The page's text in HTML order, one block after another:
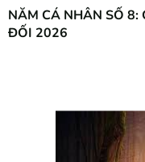
NĂM CÁ NHÂN SỐ 8:
ĐỐI 2026